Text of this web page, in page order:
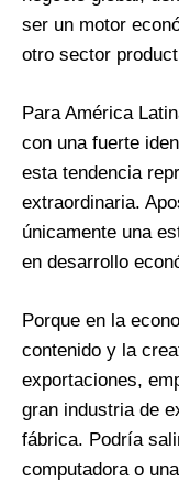
ser un motor
otro sector
Para América
con una fuerte
esta tendencia
extraordinaria.
únicamente una
en desarrollo
Porque en la
contenido y la
exportaciones,
gran industria de
fábrica. Podría
computadora o